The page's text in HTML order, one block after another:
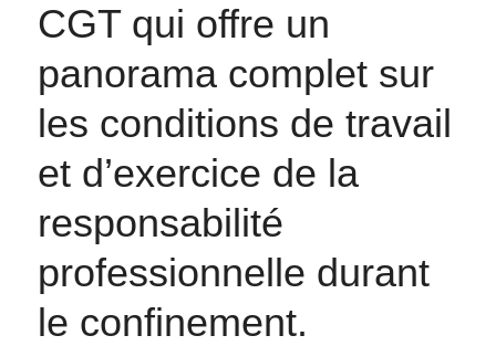
CGT qui offre un
panorama complet sur
les conditions de travail
et d’exercice de la
responsabilité
professionnelle durant
le confinement.